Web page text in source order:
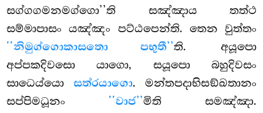
සග්ගගමනමග්ගො’’ති සඤ්ඤාය තත්ථ
සම්මාපාසං යඤ්ඤං පට්ඨපෙන්ති. තෙන වුත්තං
‘‘නිමුග්ගොකාසතො පභුතී’’ති. අයූපො
අප්පකදිවසො යාගො, සයූපො බහුදිවසං
සාධෙය්යො සත්රයාගො. මන්තපදාභිසඞ්ඛතානං
සප්පිමධූනං ‘‘වාජ’’මිති සමඤ්ඤා.